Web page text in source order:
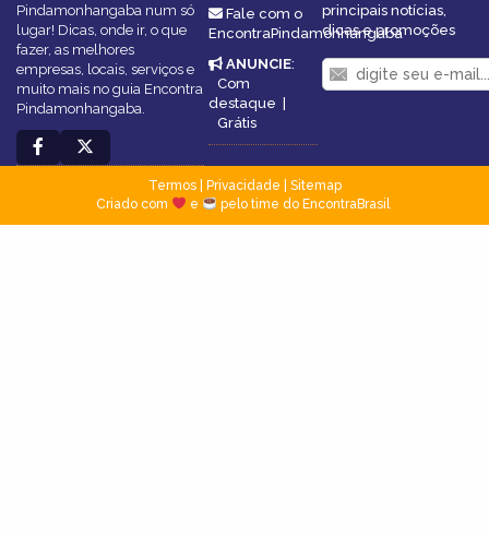
Pindamonhangaba num só
lugar! Dicas, onde ir, o que
fazer, as melhores
empresas, locais, serviços e
muito mais no guia Encontra
Pindamonhangaba.
Fale com o
EncontraPindamonhangaba
ANUNCIE:
Com
destaque |
Grátis
principais notícias,
dicas e promoções
Termos| Privacidade
Sitemap
Criado com
e pelo time do EncontraBrasil